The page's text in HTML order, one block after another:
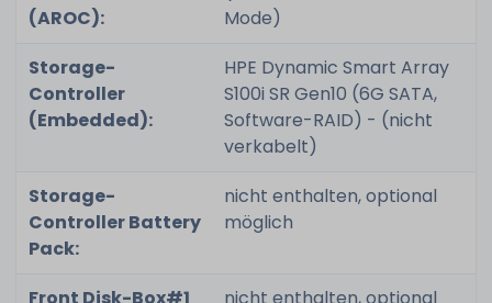
(AROC):
Mode)
Storage-
Controller
(Embedded):
HPE Dynamic Smart Array
S100i SR Gen10 (6G SATA,
Software-RAID) - (nicht
verkabelt)
Storage-
Controller Battery
Pack:
nicht enthalten, optional
möglich